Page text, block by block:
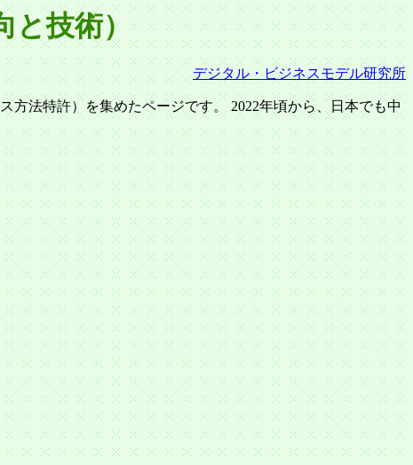
と技術）
デジタル・ビジネスモデル研究所
法特許）を集めたページです。 2022年頃から、日本でも中